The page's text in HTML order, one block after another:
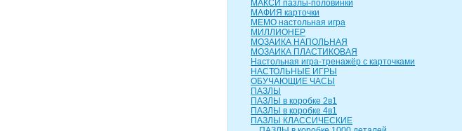
МАКСИ пазлы-половинки
МАФИЯ карточки
МЕМО настольная игра
МИЛЛИОНЕР
МОЗАИКА НАПОЛЬНАЯ
МОЗАИКА ПЛАСТИКОВАЯ
Настольная игра-тренажёр с карточками
НАСТОЛЬНЫЕ ИГРЫ
ОБУЧАЮЩИЕ ЧАСЫ
ПАЗЛЫ
ПАЗЛЫ в коробке 2в1
ПАЗЛЫ в коробке 4в1
ПАЗЛЫ КЛАССИЧЕСКИЕ